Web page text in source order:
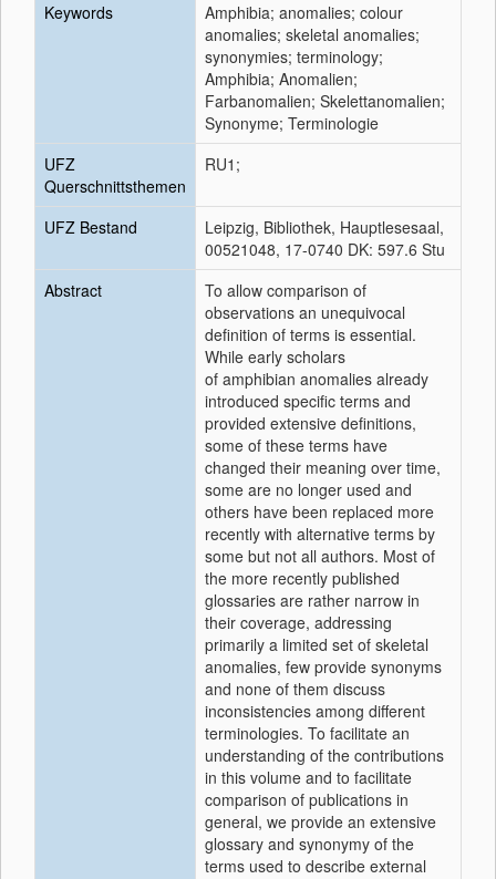
Keywords
Amphibia; anomalies; colour
anomalies; skeletal anomalies;
synonymies; terminology;
Amphibia; Anomalien;
Farbanomalien; Skelettanomalien;
Synonyme; Terminologie
UFZ
Querschnittsthemen
RU1;
UFZ Bestand
Leipzig, Bibliothek, Hauptlesesaal,
00521048, 17-0740 DK: 597.6 Stu
Abstract
To allow comparison of
observations an unequivocal
definition of terms is essential.
While early scholars
of amphibian anomalies already
introduced specific terms and
provided extensive definitions,
some of these terms have
changed their meaning over time,
some are no longer used and
others have been replaced more
recently with alternative terms by
some but not all authors. Most of
the more recently published
glossaries are rather narrow in
their coverage, addressing
primarily a limited set of skeletal
anomalies, few provide synonyms
and none of them discuss
inconsistencies among different
terminologies. To facilitate an
understanding of the contributions
in this volume and to facilitate
comparison of publications in
general, we provide an extensive
glossary and synonymy of the
terms used to describe external